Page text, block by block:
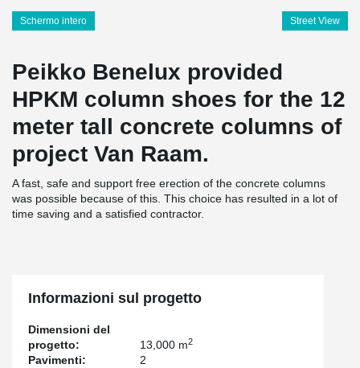
Schermo intero Street View
Peikko Benelux provided
HPKM column shoes for the 12
meter tall concrete columns of
project Van Raam.
A fast, safe and support free erection of the concrete columns
was possible because of this. This choice has resulted in a lot of
time saving and a satisfied contractor.
Informazioni sul progetto
Dimensioni del
progetto:
13,000 m2
Pavimenti:
2